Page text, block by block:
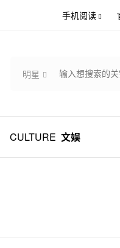
手机阅读
明星
CULTURE 文娱